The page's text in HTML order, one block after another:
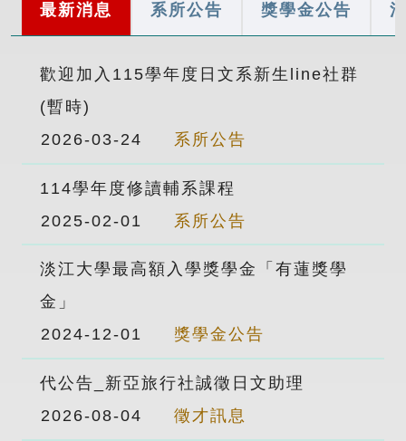
最新消息 系所公告 獎學金公告
歡迎加入115學年度日文系新生line社群
(暫時)
系所公告
2026-03-24
114學年度修讀輔系課程
系所公告
2025-02-01
淡江大學最高額入學獎學金「有蓮獎學
金」
獎學金公告
2024-12-01
代公告_新亞旅行社誠徵日文助理
徵才訊息
2026-08-04